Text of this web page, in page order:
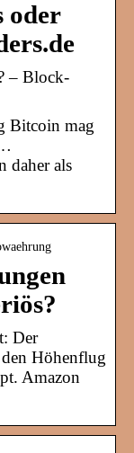
oder
– Block-
Bitcoin mag
daher als
Der
Höhenflug
Amazon